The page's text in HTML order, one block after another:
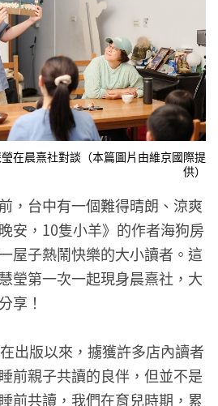
在晨熹社對談（本篇圖片由維京國際提
供）
，台中有一個難得晴朗、涼爽
安，10隻小羊》的作者海狗房
屋子熱鬧快樂的大小讀者。這
瑩第一次一起現身晨熹社，大
享！
出版以來，擄獲許多店內讀者
前親子共讀的良伴，但並不是
前共讀，我們在育兒時期，累